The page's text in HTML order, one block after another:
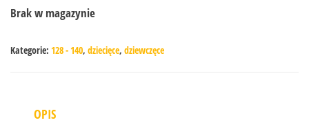
Brak w magazynie
Kategorie: 128 - 140, dziecięce, dziewczęce
OPIS